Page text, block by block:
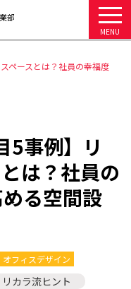
MENU
部
ペースとは？社員の幸福度
5事例】リ
は？社員の
る空間設
オフィスデザイン
リカラ流ヒント